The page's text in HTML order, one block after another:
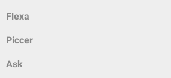
Flexa
Piccer
Ask